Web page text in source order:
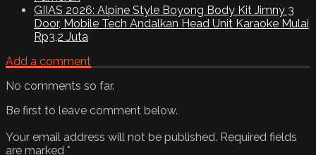
GIIAS 2026: Alpine Style Boyong Body Kit Jimny 3
Door, Mobile Tech Andalkan Head Unit Karaoke Mulai
Rp3,2 Juta
Add a comment
No comments so far.
Be first to leave comment below.
Your email address will not be published. Required fields
are marked *